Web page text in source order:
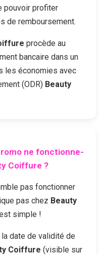
pouvoir profiter
de remboursement.
procède au
bancaire dans un
les économies avec
(ODR) Beauty
ne fonctionne-
Coiffure ?
pas fonctionner
pas chez Beauty
simple !
date de validité de
Coiffure (visible sur